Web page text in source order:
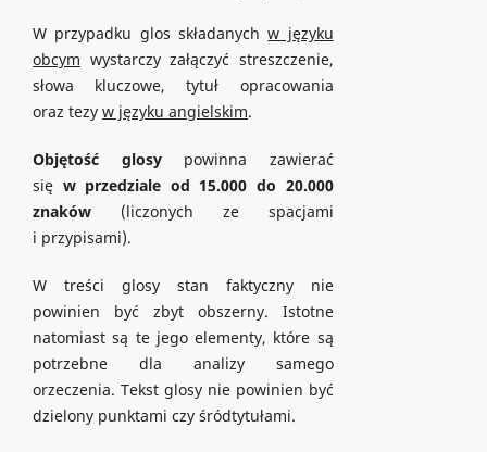
W przypadku glos składanychw języku
obcym wystarczy załączyć streszczenie,
słowa kluczowe, tytuł opracowania
oraz tezy w języku angielskim.
Objętość glosypowinna zawierać
się w przedziale od 15.000 do 20.000
znaków(liczonych ze spacjami
i przypisami).
W treści glosy stan faktyczny nie
powinien być zbyt obszerny. Istotne
natomiast są te jego elementy, które są
potrzebne dla analizy samego
orzeczenia. Tekst glosy nie powinien być
dzielony punktami czy śródtytułami.